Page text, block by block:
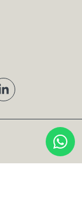
LinkedIn